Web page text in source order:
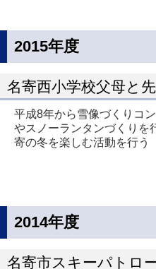
2015年度
名寄西小学校父母と
平成8年から雪像づくりコ
やスノーランタンづくりを
寄の冬を楽しむ活動を行う
2014年度
名寄市スキーパトロ